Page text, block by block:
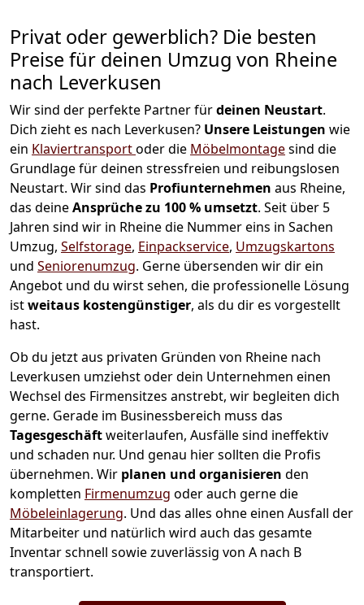
Privat oder gewerblich? Die besten
Preise für deinen Umzug von Rheine
nach Leverkusen
Wir sind der perfekte Partner fürdeinen Neustart.
Dich zieht es nach Leverkusen? Unsere Leistungen wie
ein Klaviertransportoder die Möbelmontagesind die
Grundlage für deinen stressfreien und reibungslosen
Neustart. Wir sind das Profiunternehmen aus Rheine,
das deineAnsprüche zu 100 % umsetzt. Seit über 5
Jahren sind wir in Rheine die Nummer eins in Sachen
Umzug, Selfstorage, Einpackservice, Umzugskartons
und Seniorenumzug. Gerne übersenden wir dir ein
Angebot und du wirst sehen, die professionelle Lösung
istweitaus kostengünstiger, als du dir es vorgestellt
hast.
Ob du jetzt aus privaten Gründen von Rheine nach
Leverkusen umziehst oder dein Unternehmen einen
Wechsel des Firmensitzes anstrebt, wir begleiten dich
gerne. Gerade im Businessbereich muss das
Tagesgeschäftweiterlaufen, Ausfälle sind ineffektiv
und schaden nur. Und genau hier sollten die Profis
übernehmen. Wir planen und organisieren den
kompletten Firmenumzug oder auch gerne die
Möbeleinlagerung. Und das alles ohne einen Ausfall der
Mitarbeiter und natürlich wird auch das gesamte
Inventar schnell sowie zuverlässig von A nach B
transportiert.